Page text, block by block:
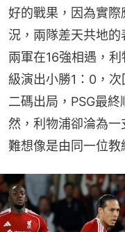
好的戰果，因為實
況，兩隊差天共地
兩軍在16強相遇，
級演出小勝1：0，
二碼出局，PSG最
然，利物浦卻淪為
難想像是由同一位教